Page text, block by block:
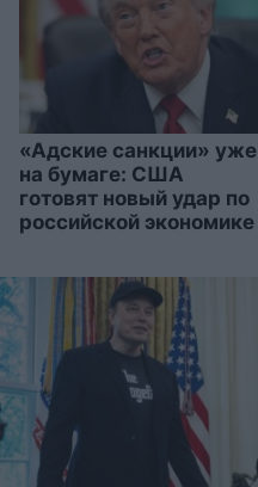
«Адские санкции» уже
на бумаге: США
готовят новый удар по
российской экономике